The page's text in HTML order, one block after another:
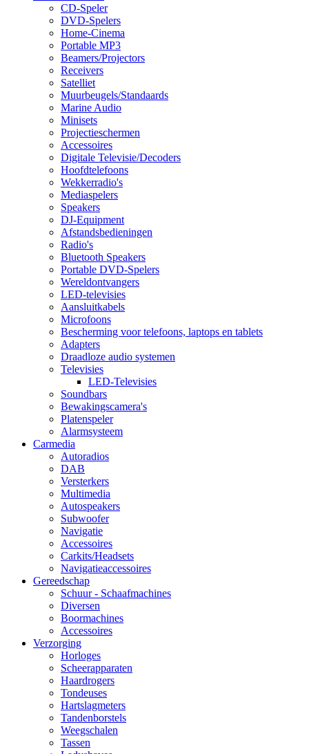
CD-Speler
DVD-Spelers
Home-Cinema
Portable MP3
Beamers/Projectors
Receivers
Satelliet
Muurbeugels/Standaards
Marine Audio
Minisets
Projectieschermen
Accessoires
Digitale Televisie/Decoders
Hoofdtelefoons
Wekkerradio's
Mediaspelers
Speakers
DJ-Equipment
Afstandsbedieningen
Radio's
Bluetooth Speakers
Portable DVD-Spelers
Wereldontvangers
LED-televisies
Aansluitkabels
Microfoons
Bescherming voor telefoons, laptops en tablets
Adapters
Draadloze audio systemen
Televisies
LED-Televisies
Soundbars
Bewakingscamera's
Platenspeler
Alarmsysteem
Carmedia
Autoradios
DAB
Versterkers
Multimedia
Autospeakers
Subwoofer
Navigatie
Accessoires
Carkits/Headsets
Navigatieaccessoires
Gereedschap
Schuur - Schaafmachines
Diversen
Boormachines
Accessoires
Verzorging
Horloges
Scheerapparaten
Haardrogers
Tondeuses
Hartslagmeters
Tandenborstels
Weegschalen
Tassen